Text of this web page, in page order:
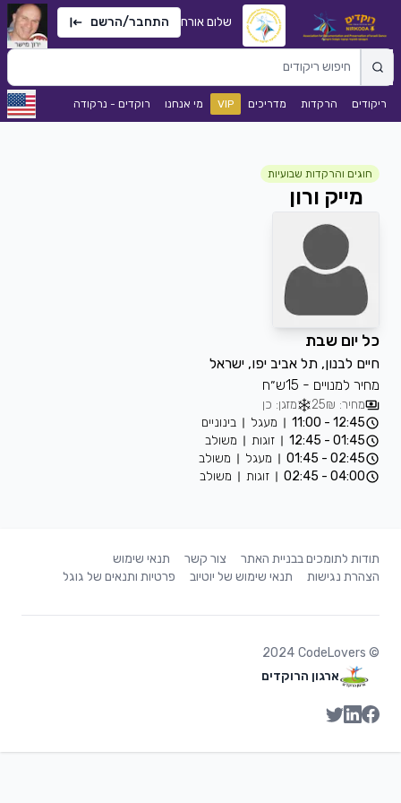
שלום אורח התחבר/הרשם
ריקודים הרקדות מדריכים VIP מי אנחנו רוקדים - נרקודה
חוגים והרקדות שבועיות
מייק ורון
כל יום שבת
חיים לבנון, תל אביב יפו, ישראל
מחיר למנויים - 15ש״ח
מחיר: 25₪
מזגן: כן
12:45 - 11:00
מעגל
בינוניים
01:45 - 12:45
זוגות
משולב
02:45 - 01:45
מעגל
משולב
04:00 - 02:45
זוגות משולב
תודות לתומכים בבניית האתר צור קשר
תנאי שימוש
הצהרת נגישות
תנאי שימוש של יוטיוב פרטיות ותנאים של גוגל
©
2024 CodeLovers
ארגון הרוקדים